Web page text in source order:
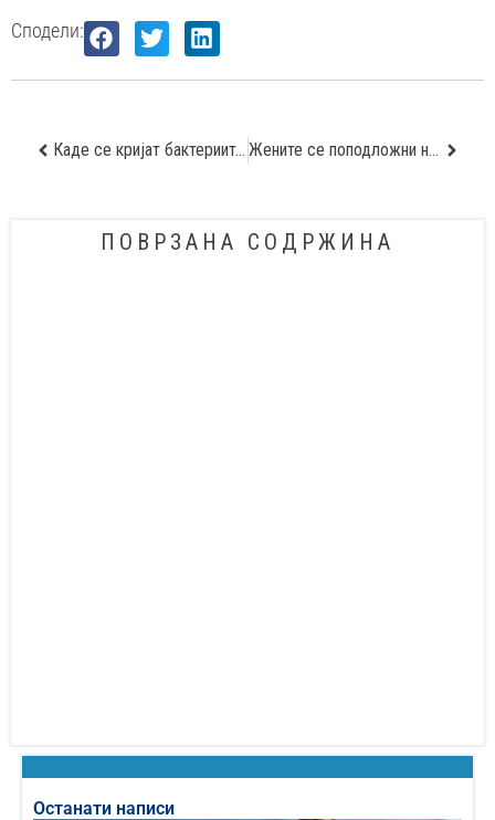
Сподели:
Каде се кријат бактериите и како да ги избегнете? Жените се поподложни на болки во зглобовите
ПОВРЗАНА СОДРЖИНА
Останати написи